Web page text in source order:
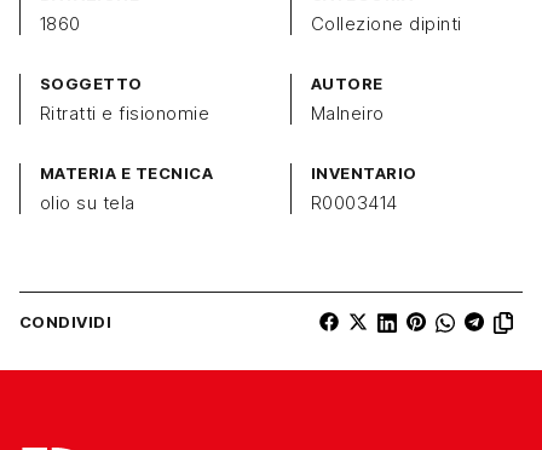
1860 Collezione dipinti
SOGGETTO
Ritratti e fisionomie
AUTORE
Malneiro
MATERIA E TECNICA
olio su tela
INVENTARIO
R0003414
CONDIVIDI